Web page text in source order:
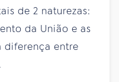
de 2 naturezas:
da União e as
diferença entre